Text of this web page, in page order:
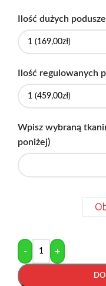
Ilość dużych
Ilość regulowanych
Wpisz wybraną
poniżej)
- +